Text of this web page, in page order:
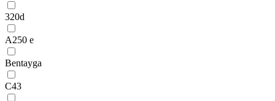
320d
A250 e
Bentayga
C43